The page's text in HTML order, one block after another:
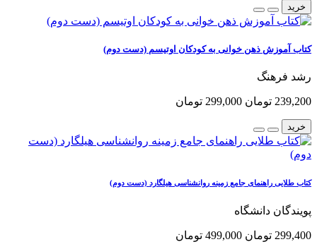
خرید
کتاب آموزش ذهن خوانی به کودکان اوتیسم (دست دوم)
رشد فرهنگ
239,200 تومان 299,000 تومان
خرید
کتاب طلایی راهنمای جامع زمینه روانشناسی هیلگارد (دست دوم)
پویندگان دانشگاه
299,400 تومان 499,000 تومان